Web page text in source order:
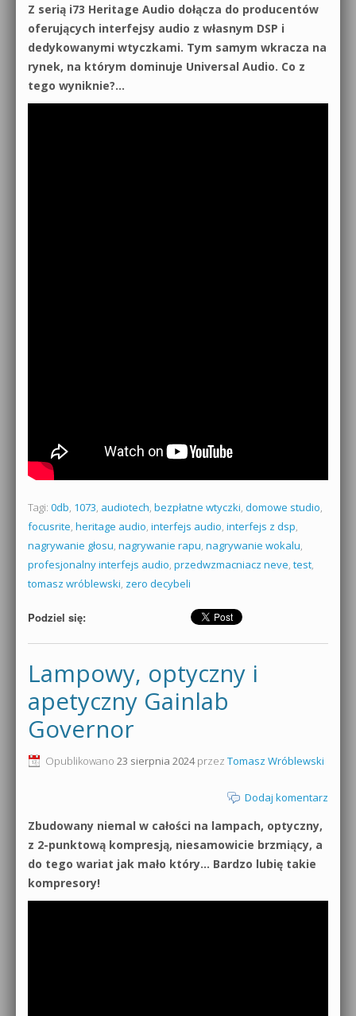
Z serią i73 Heritage Audio dołącza do producentów
oferujących interfejsy audio z własnym DSP i
dedykowanymi wtyczkami. Tym samym wkracza na
rynek, na którym dominuje Universal Audio. Co z
tego wyniknie?…
Tagi: 0db, 1073, audiotech, bezpłatne wtyczki, domowe studio,
focusrite, heritage audio, interfejs audio, interfejs z dsp,
nagrywanie głosu, nagrywanie rapu, nagrywanie wokalu,
profesjonalny interfejs audio, przedwzmacniacz neve, test,
tomasz wróblewski, zero decybeli
Podziel się:
Lampowy, optyczny i
apetyczny Gainlab
Governor
Opublikowano 23 sierpnia 2024przez Tomasz Wróblewski
Dodaj komentarz
Zbudowany niemal w całości na lampach, optyczny,
z 2-punktową kompresją, niesamowicie brzmiący, a
do tego wariat jak mało który… Bardzo lubię takie
kompresory!